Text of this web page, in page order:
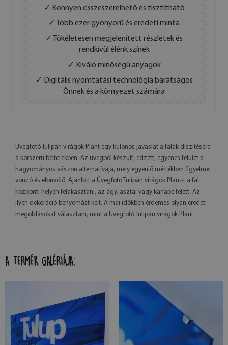
✓ Könnyen összeszerelhető és tisztítható
✓ Több ezer gyönyörű és eredeti minta
✓ Tökéletesen megjelenített részletek és
rendkívül élénk színek
✓ Kiváló minőségű anyagok
✓ Digitális nyomtatási technológia barátságos
Önnek és a környezet számára
Üvegfotó Tulipán virágok Plant egy különös javaslat a falak díszítésére
a korszerű belterekben. Az üvegből készült, edzett, egyenes felület a
hagyományos vászon alternatívája, mely egyenlő mértékben figyelmet
vonzó és elbüvölő. Ajánlott a Üvegfotó Tulipán virágok Plant-t a fal
központi helyén felakasztani, az ágy, asztal vagy kanapé felett. Az
ilyen dekoráció benyomást kelt. A mai időkben érdemes olyan eredeti
megoldásokat választani, mint a Üvegfotó Tulipán virágok Plant.
A TERMÉK GALÉRIÁJA: